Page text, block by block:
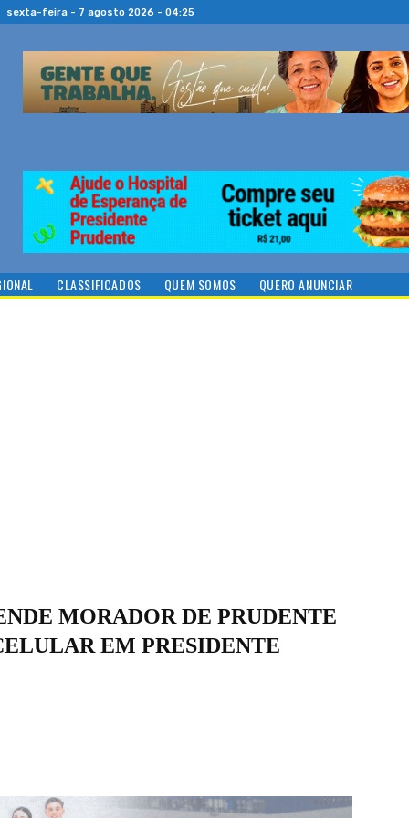
sexta-feira - 7 agosto 2026 - 04:25
CLASSIFICADOS QUEM SOMOS QUERO ANUNCIAR
MORADOR DE PRUDENTE
EM PRESIDENTE